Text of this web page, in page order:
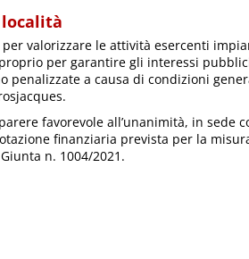
località
valorizzare le attività esercenti
per garantire gli interessi
penalizzate a causa di condizioni
favorevole all’unanimità, in sede
finanziaria prevista per la
n. 1004/2021.